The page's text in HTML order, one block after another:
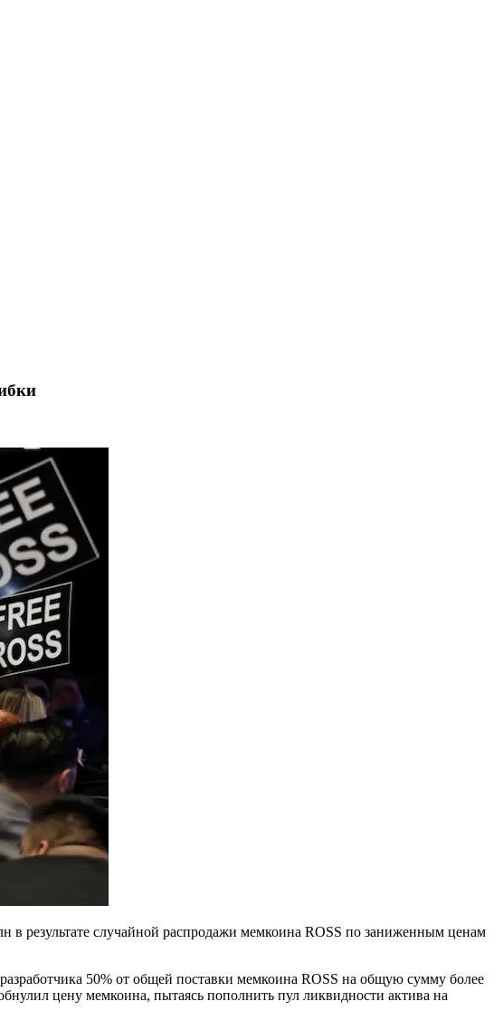
результате случайной распродажи мемкоина ROSS по заниженным ценам
50% от общей поставки мемкоина ROSS на общую сумму более
цену мемкоина, пытаясь пополнить пул ликвидности актива на